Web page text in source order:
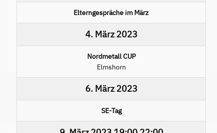
Elterngespräche im März
4. März 2023
Nordmetall CUP
Elmshorn
6. März 2023
SE-Tag